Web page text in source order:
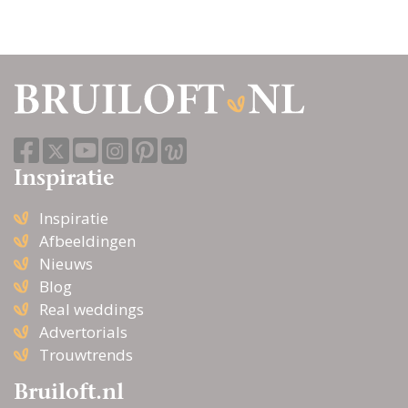
volledig voorbereid en ontspannen aan jouw
trouwdag begint.
Inspiratie
Inspiratie
Afbeeldingen
Nieuws
Blog
Real weddings
Advertorials
Trouwtrends
Bruiloft.nl